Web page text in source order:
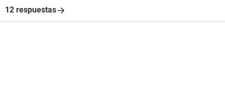
12 respuestas